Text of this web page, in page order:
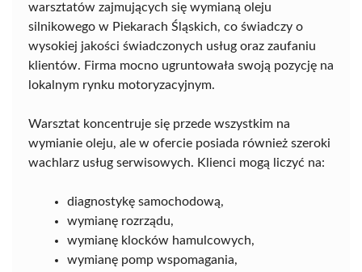
warsztatów zajmujących się wymianą oleju
silnikowego w Piekarach Śląskich, co świadczy o
wysokiej jakości świadczonych usług oraz zaufaniu
klientów. Firma mocno ugruntowała swoją pozycję na
lokalnym rynku motoryzacyjnym.
Warsztat koncentruje się przede wszystkim na
wymianie oleju, ale w ofercie posiada również szeroki
wachlarz usług serwisowych. Klienci mogą liczyć na:
diagnostykę samochodową,
wymianę rozrządu,
wymianę klocków hamulcowych,
wymianę pomp wspomagania,